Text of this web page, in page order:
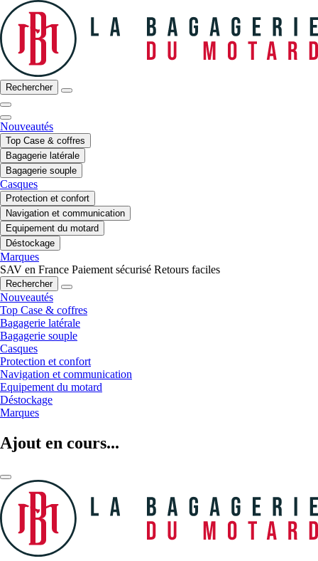
Rechercher
Nouveautés
Top Case & coffres
Bagagerie latérale
Bagagerie souple
Casques
Protection et confort
Navigation et communication
Equipement du motard
Déstockage
Marques
SAV en France Paiement sécurisé Retours faciles
Rechercher
Nouveautés
Top Case & coffres
Bagagerie latérale
Bagagerie souple
Casques
Protection et confort
Navigation et communication
Equipement du motard
Déstockage
Marques
Ajout en cours...